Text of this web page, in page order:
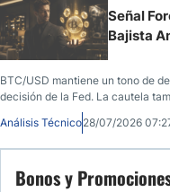
Señal
Bajista
BTC/USD mantiene un tono de
decisión de la Fed. La cautela
al apetito global por el riesgo.
Análisis Técnico28/07/2026
Bonos y